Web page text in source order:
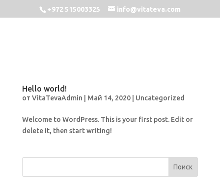
+972 515003325 info@vitateva.com
Hello world!
от VitaTevaAdmin Май 14, 2020| Uncategorized
Welcome to WordPress. This is your first post. Edit or
delete it, then start writing!